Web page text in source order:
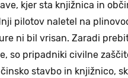
kjer sta knjižnica in
pilotov naletel na
ni bil vrisan. Zaradi
so pripadniki civilne
stavbo in knjižnico,